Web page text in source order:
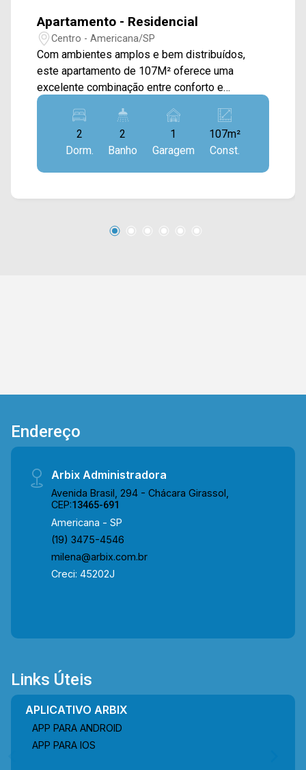
Apartamento - Residencial
Centro - Americana/SP
Com ambientes amplos e bem distribuídos,
este apartamento de 107M² oferece uma
excelente combinação entre conforto e
funcionalidade, ideal para quem valoriza
praticidade em uma localização central. O
imóvel conta com sala de estar e sala de jantar
integradas, formando um ambiente espaçoso e
agradável para convivência, além de cozinha
dispõe de banheiro de apoio, trazendo mais
02 banheiros, sendo 01 social e 01 de serviço;
com a nossa equipe e agende a sua visita!!
WhatsApp e Telefone Arbix: (19) 3475-4546
ARBIX IMÓVEIS - Presente em cada mudança!
2
Dorm.
2
Banho
1
Garagem
107m²
Const.
Endereço
Arbix Administradora
Avenida Brasil, 294 - Chácara Girassol,
CEP:13465-691
Americana - SP
(19) 3475-4546
milena@arbix.com.br
Creci: 45202J
Links Úteis
APLICATIVO ARBIX
APP PARA ANDROID
APP PARA IOS